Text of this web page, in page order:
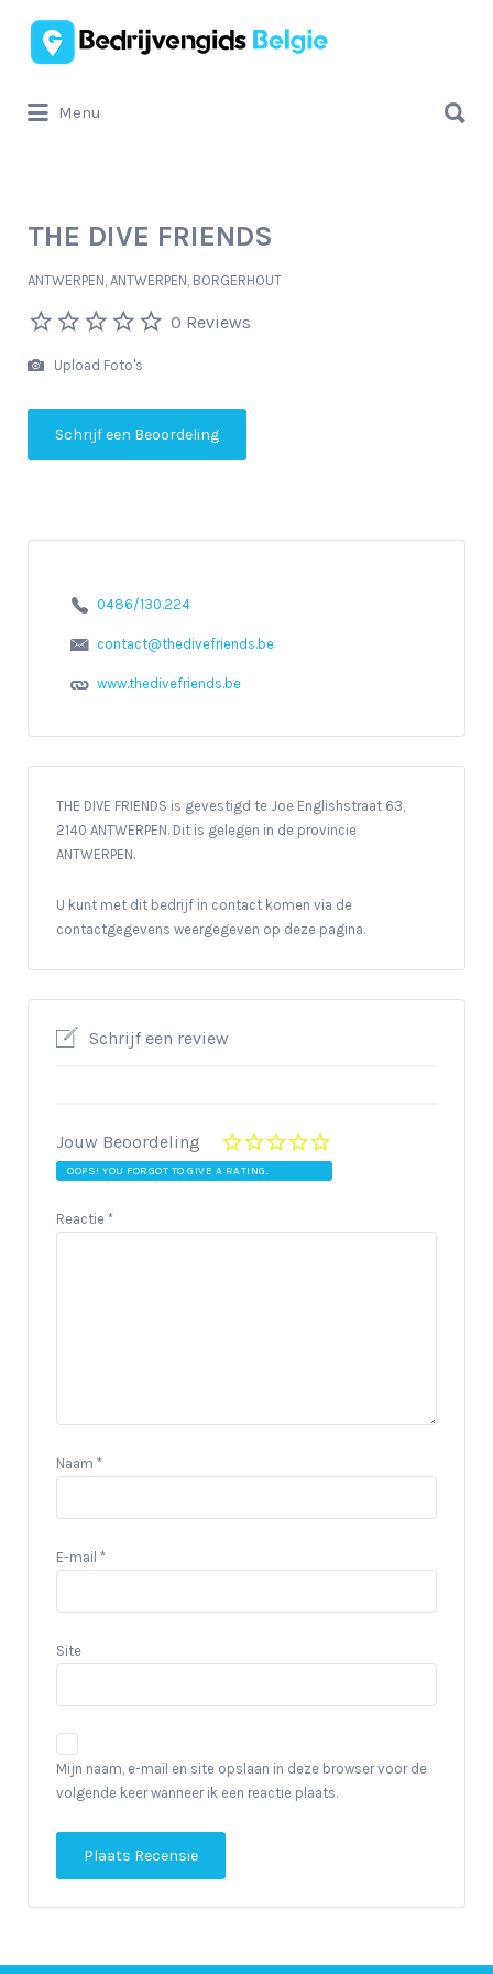
Zoek
naar:
Menu
naar:
THE DIVE FRIENDS
ANTWERPEN, ANTWERPEN, BORGERHOUT
0 Reviews
Upload Foto's
Schrijf een Beoordeling
0486/130.224
contact@thedivefriends.be
www.thedivefriends.be
THE DIVE FRIENDS is gevestigd te Joe Englishstraat 63,
2140 ANTWERPEN. Dit is gelegen in de provincie
ANTWERPEN.
U kunt met dit bedrijf in contact komen via de
contactgegevens weergegeven op deze pagina.
Schrijf een review
Jouw Beoordeling
OOPS! YOU FORGOT TO GIVE A RATING.
Reactie *
Naam *
E-mail *
Site
Mijn naam, e-mail en site opslaan in deze browser voor de
volgende keer wanneer ik een reactie plaats.